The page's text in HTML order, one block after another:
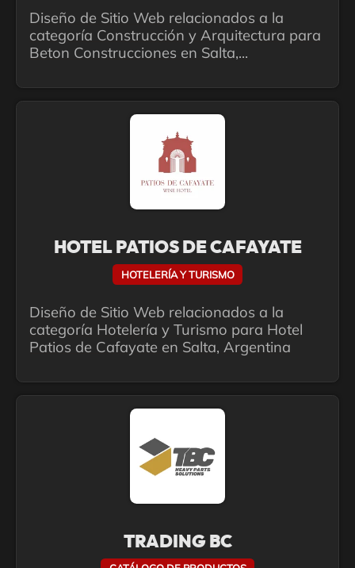
Diseño de Sitio Web relacionados a la
categoría Construcción y Arquitectura para
Beton Construcciones en Salta,...
HOTEL PATIOS DE CAFAYATE
HOTELERÍA Y TURISMO
Diseño de Sitio Web relacionados a la
categoría Hotelería y Turismo para Hotel
Patios de Cafayate en Salta, Argentina
TRADING BC